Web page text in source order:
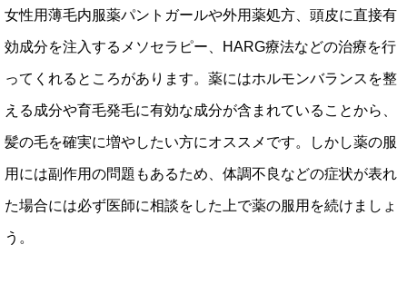
女性用薄毛内服薬パントガールや外用薬処方、頭皮に直接有
効成分を注入するメソセラピー、HARG療法などの治療を行
ってくれるところがあります。薬にはホルモンバランスを整
える成分や育毛発毛に有効な成分が含まれていることから、
髪の毛を確実に増やしたい方にオススメです。しかし薬の服
用には副作用の問題もあるため、体調不良などの症状が表れ
た場合には必ず医師に相談をした上で薬の服用を続けましょ
う。